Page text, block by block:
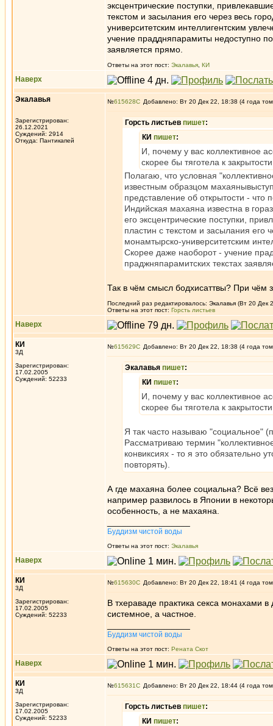
эксцентрические поступки,
текстом и засылания его через весь
университетским интеллигентским
учение праддняпарамиты недоступно
заявляется прямо.
Ответы на этот пост: Экалавья КИ
Наверх
Экалавья
Зарегистрирован:
26.12.2021
Суждений: 2914
Откуда: Пантикапей
№615628 Добавлено: Вт 20 Дек 22, 18:38 (4 года
Горсть листьев пишет:
КИ пишет:
И, почему у вас коллективное
скорее бы тяготела к
Полагаю, что условная
известным образцом
представление об открытости - что
Индийская махаяна известна в
его эксцентрические поступки,
пластин с текстом и засылания его
монамтырско-университетским
Скорее даже наоборот - учение
праджняпарамитских текстах
Так в чём смысл бодхисаттвы? При чём
Последний раз редактировалось: Экалавья (Вт 20 Дек
Ответы на этот пост: Горсть листьев
Наверх
КИ
3Д
Зарегистрирован:
17.02.2005
Суждений: 52233
№615629 Добавлено: Вт 20 Дек 22, 18:38 (4 года
Экалавья пишет:
КИ пишет:
И, почему у вас коллективное
скорее бы тяготела к
Я так часто называю "социальное"
Рассматриваю термин
конвиксиях - то я это обязательно
повторять).
А где махаяна более социальна? Всё
например развилось в Японии в
особенность, а не махаяна.
Буддизм чистой воды
Ответы на этот пост: Экалавья
Наверх
КИ
3Д
Зарегистрирован:
17.02.2005
Суждений: 52233
№615630 Добавлено: Вт 20 Дек 22, 18:41 (4 года
В тхераваде практика секса монахами
системное, а частное.
Буддизм чистой воды
Ответы на этот пост: Рената Скот
Наверх
КИ
3Д
Зарегистрирован:
17.02.2005
Суждений: 52233
№615631 Добавлено: Вт 20 Дек 22, 18:44 (4 года
Горсть листьев пишет:
КИ пишет: